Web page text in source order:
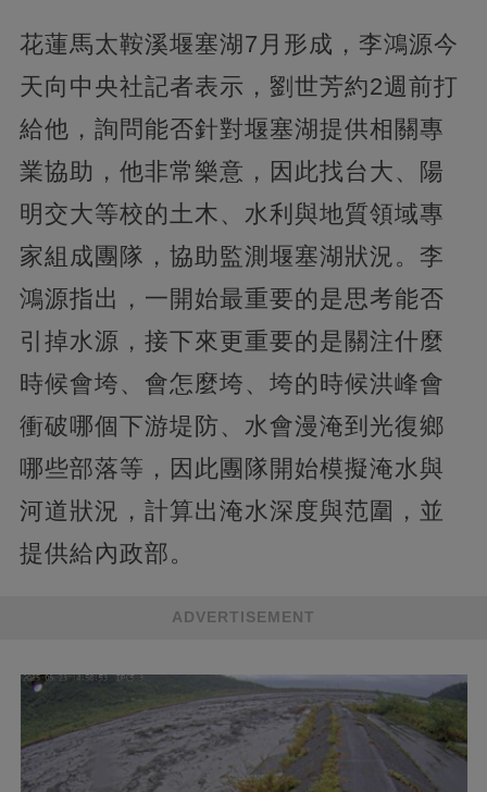
花蓮馬太鞍溪堰塞湖7月形成，李鴻源今
天向中央社記者表示，劉世芳約2週前打
給他，詢問能否針對堰塞湖提供相關專
業協助，他非常樂意，因此找台大、陽
明交大等校的土木、水利與地質領域專
家組成團隊，協助監測堰塞湖狀況。李
鴻源指出，一開始最重要的是思考能否
引掉水源，接下來更重要的是關注什麼
時候會垮、會怎麼垮、垮的時候洪峰會
衝破哪個下游堤防、水會漫淹到光復鄉
哪些部落等，因此團隊開始模擬淹水與
河道狀況，計算出淹水深度與范圍，並
提供給內政部。
ADVERTISEMENT